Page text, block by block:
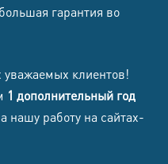
2 590 ₽
2 590 ₽
гарантия во
уважаемых клиентов!
1 дополнительный год
нашу работу на сайтах-